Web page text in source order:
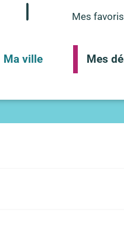
Mes favoris
Ma ville Mes